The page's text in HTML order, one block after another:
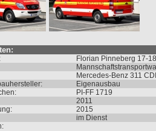
Florian Pinneberg 17-
Mercedes-Benz 311
Eigenausbau
PI-FF 1719
2011
2015
im Dienst